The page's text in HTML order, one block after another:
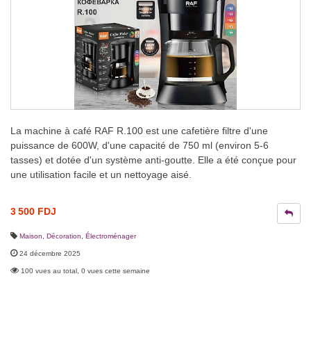
La machine à café RAF R.100 est une cafetière filtre d'une
puissance de 600W, d'une capacité de 750 ml (environ 5-6
tasses) et dotée d'un système anti-goutte. Elle a été conçue pour
une utilisation facile et un nettoyage aisé.
3 500 FDJ
Maison, Décoration Électroménager
24 décembre 2025
100 vues au total, 0 vues cette semaine